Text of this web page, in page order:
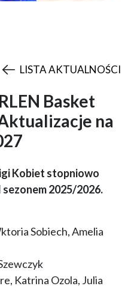
LISTA AKTUALNOŚCI
Basket
na
Kobiet stopniowo
2025/2026.
Sobiech, Amelia
Katrina Ozola, Julia